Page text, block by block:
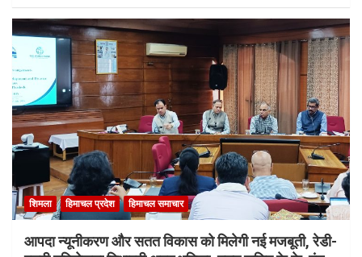
शिमला हिमाचल प्रदेश हिमाचल समाचार
आपदा न्यूनीकरण और सतत विकास को मिलेगी नई मजबूती, रेडी-